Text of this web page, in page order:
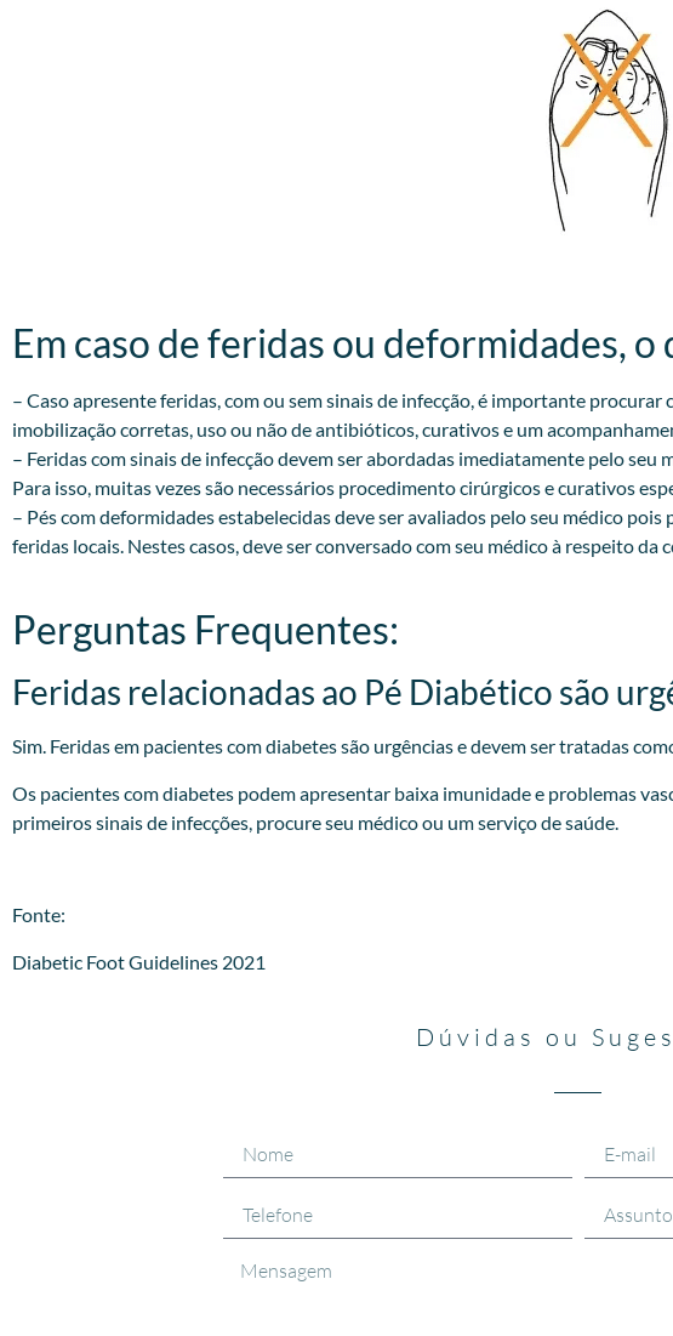
Em caso de feridas ou deformidades, o
– Caso apresente feridas, com ou sem sinais de infecção, é importante
imobilização corretas, uso ou não de antibióticos, curativos e um
– Feridas com sinais de infecção devem ser abordadas imediatamente pelo
Para isso, muitas vezes são necessários procedimento cirúrgicos e curativos
– Pés com deformidades estabelecidas deve ser avaliados pelo seu médico
feridas locais. Nestes casos, deve ser conversado com seu médico à respeito
Perguntas Frequentes:
Feridas relacionadas ao Pé Diabético são
Sim. Feridas em pacientes com diabetes são urgências e devem ser tratadas
Os pacientes com diabetes podem apresentar baixa imunidade e problemas
primeiros sinais de infecções, procure seu médico ou um serviço de saúde.
Fonte:
Diabetic Foot Guidelines 2021
Dúvidas ou